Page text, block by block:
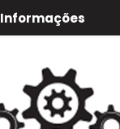
Informações